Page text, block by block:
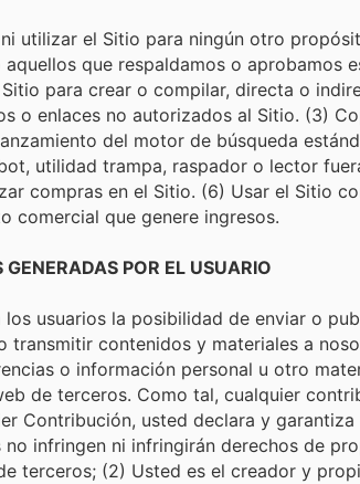
utilizar el Sitio para ningún otro
que respaldamos o aprobamos
para crear o compilar, directa o
o enlaces no autorizados al Sitio. (3)
del motor de búsqueda
utilidad trampa, raspador o lector
compras en el Sitio. (6) Usar el Sitio
comercial que genere ingresos.
POR EL USUARIO
usuarios la posibilidad de enviar o
transmitir contenidos y materiales a
o información personal u otro
de terceros. Como tal, cualquier
Contribución, usted declara y
no infringen ni infringirán derechos de
terceros; (2) Usted es el creador y